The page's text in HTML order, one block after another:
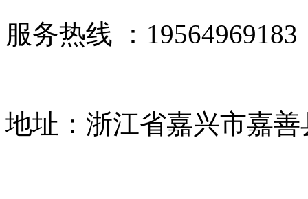
服务热线 ：19564969183
地址：浙江省嘉兴市嘉